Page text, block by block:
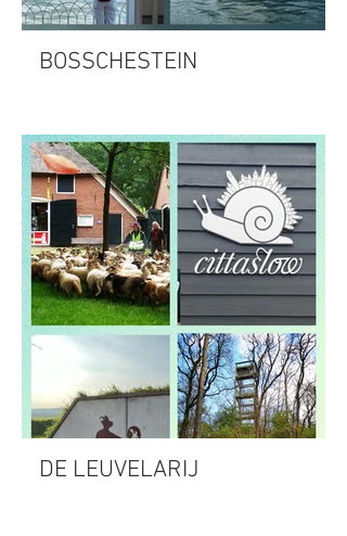
BOSSCHESTEIN
DE LEUVELARIJ